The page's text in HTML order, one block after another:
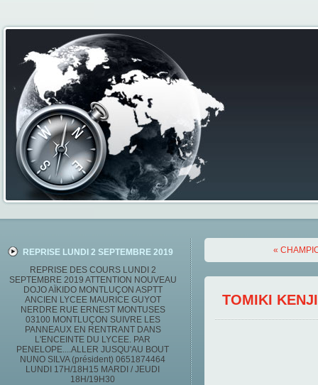
REPRISE LUNDI 2 SEPTEMBRE 2019
REPRISE DES COURS LUNDI 2
SEPTEMBRE 2019 ATTENTION NOUVEAU
DOJO AÏKIDO MONTLUÇON ASPTT
ANCIEN LYCEE MAURICE GUYOT
NERDRE RUE ERNEST MONTUSES
03100 MONTLUÇON SUIVRE LES
PANNEAUX EN RENTRANT DANS
L'ENCEINTE DU LYCEE. PAR
PENELOPE....ALLER JUSQU'AU BOUT
NUNO SILVA (président) 0651874464
LUNDI 17H/18H15 MARDI / JEUDI
18H/19H30
«
TOMIKI KENJI